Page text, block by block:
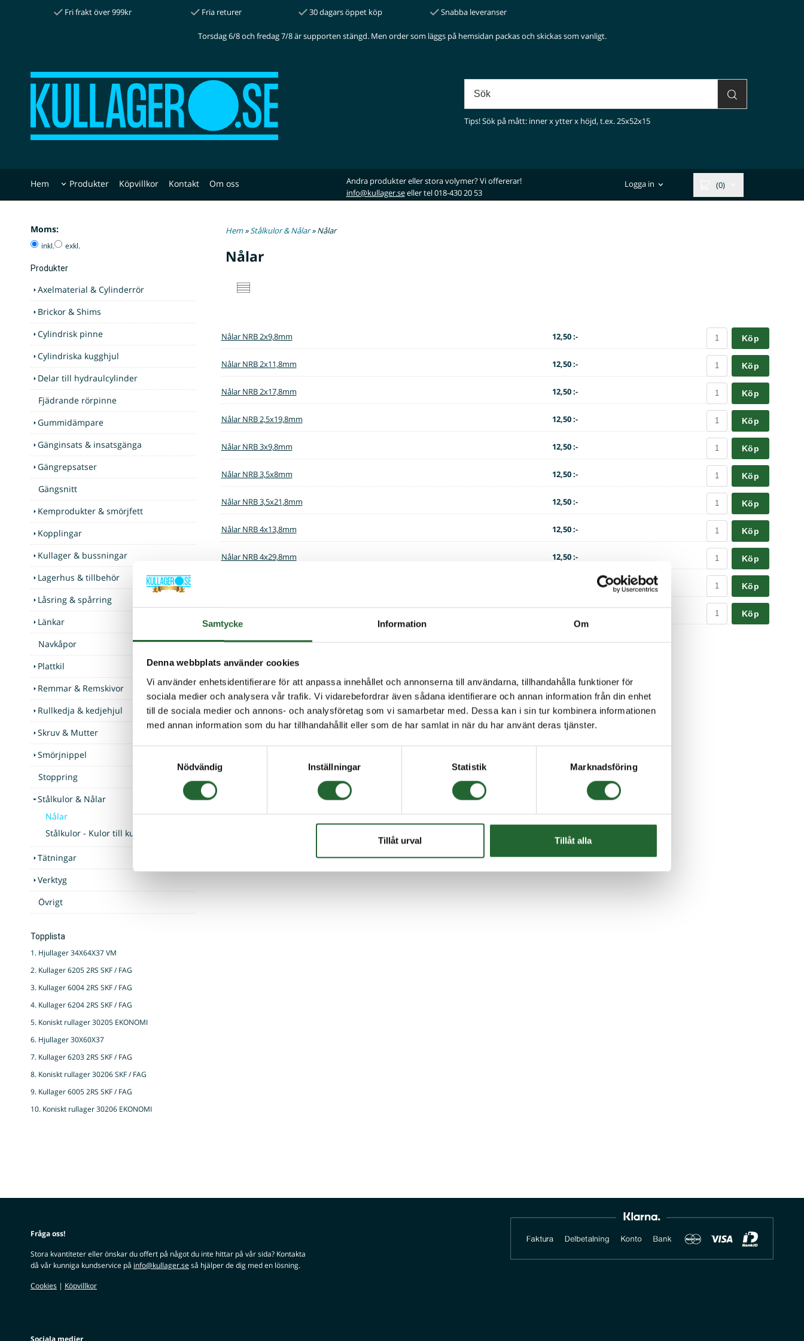
Samtycke Information Om
Denna webbplats använder cookies
Vi använder enhetsidentifierare för att anpassa innehållet och annonserna till användarna, tillhandahålla funktioner för
sociala medier och analysera vår trafik. Vi vidarebefordrar även sådana identifierare och annan information från din enhet
till de sociala medier och annons- och analysföretag som vi samarbetar med. Dessa kan i sin tur kombinera informationen
med annan information som du har tillhandahållit eller som de har samlat in när du har använt deras tjänster.
Nödvändig
Inställningar Statistik Marknadsföring
Tillåt urval Tillåt alla
Fri frakt över 999kr Fria returer 30 dagars öppet köp Snabba leveranser
Torsdag 6/8 och fredag 7/8 är supporten stängd. Men order som läggs på hemsidan packas och skickas som vanligt.
Tips! Sök på mått: inner x ytter x höjd, t.ex. 25x52x15
Hem Produkter Köpvillkor Kontakt Om oss
Andra produkter eller stora volymer? Vi offererar!
info@kullager.seeller tel 018-430 20 53
Logga in (0)
Moms:
inkl. exkl.
Produkter
Axelmaterial & Cylinderrör
Brickor & Shims
Cylindrisk pinne
Cylindriska kugghjul
Delar till hydraulcylinder
Fjädrande rörpinne
Gummidämpare
Gänginsats & insatsgänga
Gängrepsatser
Gängsnitt
Kemprodukter & smörjfett
Kopplingar
Kullager & bussningar
Lagerhus & tillbehör
Låsring & spårring
Länkar
Navkåpor
Plattkil
Remmar & Remskivor
Rullkedja & kedjehjul
Skruv & Mutter
Smörjnippel
Stoppring
Stålkulor & Nålar
Nålar
Stålkulor - Kulor till kullager
Tätningar
Verktyg
Övrigt
Topplista
1. Hjullager 34X64X37 VM
2. Kullager 6205 2RS SKF / FAG
3. Kullager 6004 2RS SKF / FAG
4. Kullager 6204 2RS SKF / FAG
5. Koniskt rullager 30205 EKONOMI
6. Hjullager 30X60X37
7. Kullager 6203 2RS SKF / FAG
8. Koniskt rullager 30206 SKF / FAG
9. Kullager 6005 2RS SKF / FAG
10. Koniskt rullager 30206 EKONOMI
Hem»Stålkulor & Nålar» Nålar
Nålar
Nålar NRB 2x9,8mm 12,50 :- Köp
Nålar NRB 2x11,8mm 12,50 :- Köp
Nålar NRB 2x17,8mm 12,50 :- Köp
Nålar NRB 2,5x19,8mm 12,50 :- Köp
Nålar NRB 3x9,8mm 12,50 :- Köp
Nålar NRB 3,5x8mm 12,50 :- Köp
Nålar NRB 3,5x21,8mm 12,50 :- Köp
Nålar NRB 4x13,8mm 12,50 :- Köp
Nålar NRB 4x29,8mm 12,50 :- Köp
Köp
Köp
Fråga oss!
Stora kvantiteter eller önskar du offert på något du inte hittar på vår sida? Kontakta
då vår kunniga kundservice på info@kullager.seså hjälper de dig med en lösning.
Cookies | Köpvillkor
Sociala medier